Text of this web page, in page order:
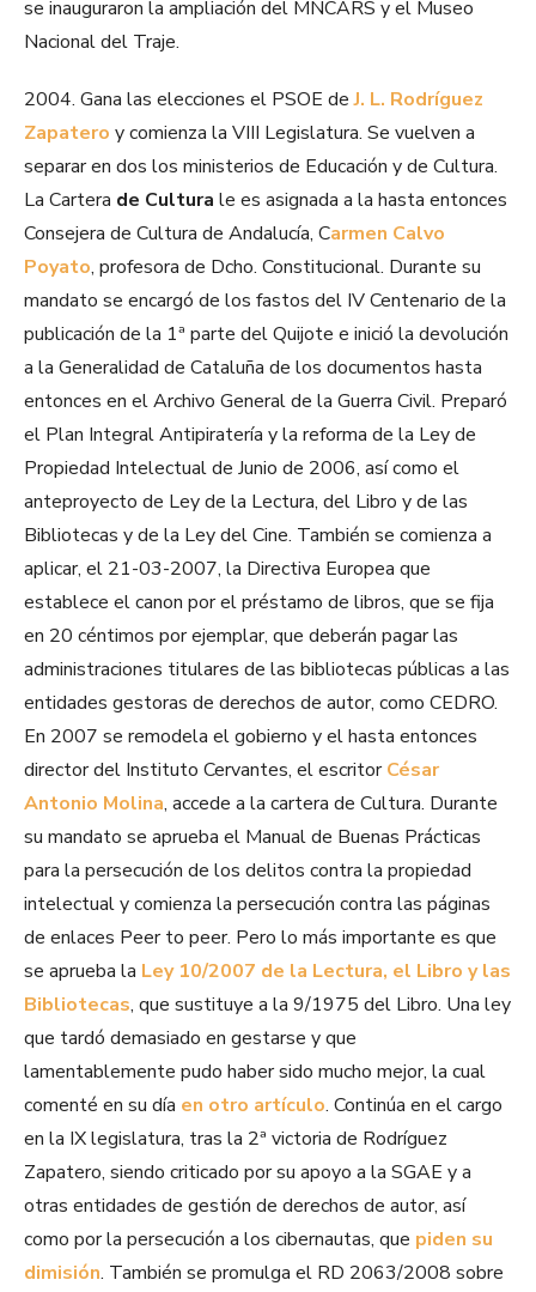
se inauguraron la ampliación del MNCARS y el Museo
Nacional del Traje.
2004. Gana las elecciones el PSOE deJ. L. Rodríguez
Zapatero y comienza la VIII Legislatura. Se vuelven a
separar en dos los ministerios de Educación y de Cultura.
La Cartera de Cultura le es asignada a la hasta entonces
Consejera de Cultura de Andalucía, Carmen Calvo
Poyato, profesora de Dcho. Constitucional. Durante su
mandato se encargó de los fastos del IV Centenario de la
publicación de la 1ª parte del Quijote e inició la devolución
a la Generalidad de Cataluña de los documentos hasta
entonces en el Archivo General de la Guerra Civil. Preparó
el Plan Integral Antipiratería y la reforma de la Ley de
Propiedad Intelectual de Junio de 2006, así como el
anteproyecto de Ley de la Lectura, del Libro y de las
Bibliotecas y de la Ley del Cine. También se comienza a
aplicar, el 21-03-2007, la Directiva Europea que
establece el canon por el préstamo de libros, que se fija
en 20 céntimos por ejemplar, que deberán pagar las
administraciones titulares de las bibliotecas públicas a las
entidades gestoras de derechos de autor, como CEDRO.
En 2007 se remodela el gobierno y el hasta entonces
director del Instituto Cervantes, el escritorCésar
Antonio Molina, accede a la cartera de Cultura. Durante
su mandato se aprueba el Manual de Buenas Prácticas
para la persecución de los delitos contra la propiedad
intelectual y comienza la persecución contra las páginas
de enlaces Peer to peer. Pero lo más importante es que
se aprueba la Ley 10/2007 de la Lectura, el Libro y las
Bibliotecas, que sustituye a la 9/1975 del Libro. Una ley
que tardó demasiado en gestarse y que
lamentablemente pudo haber sido mucho mejor, la cual
comenté en su día en otro artículo. Continúa en el cargo
en la IX legislatura, tras la 2ª victoria de Rodríguez
Zapatero, siendo criticado por su apoyo a la SGAE y a
otras entidades de gestión de derechos de autor, así
como por la persecución a los cibernautas, que piden su
dimisión. También se promulga el RD 2063/2008 sobre